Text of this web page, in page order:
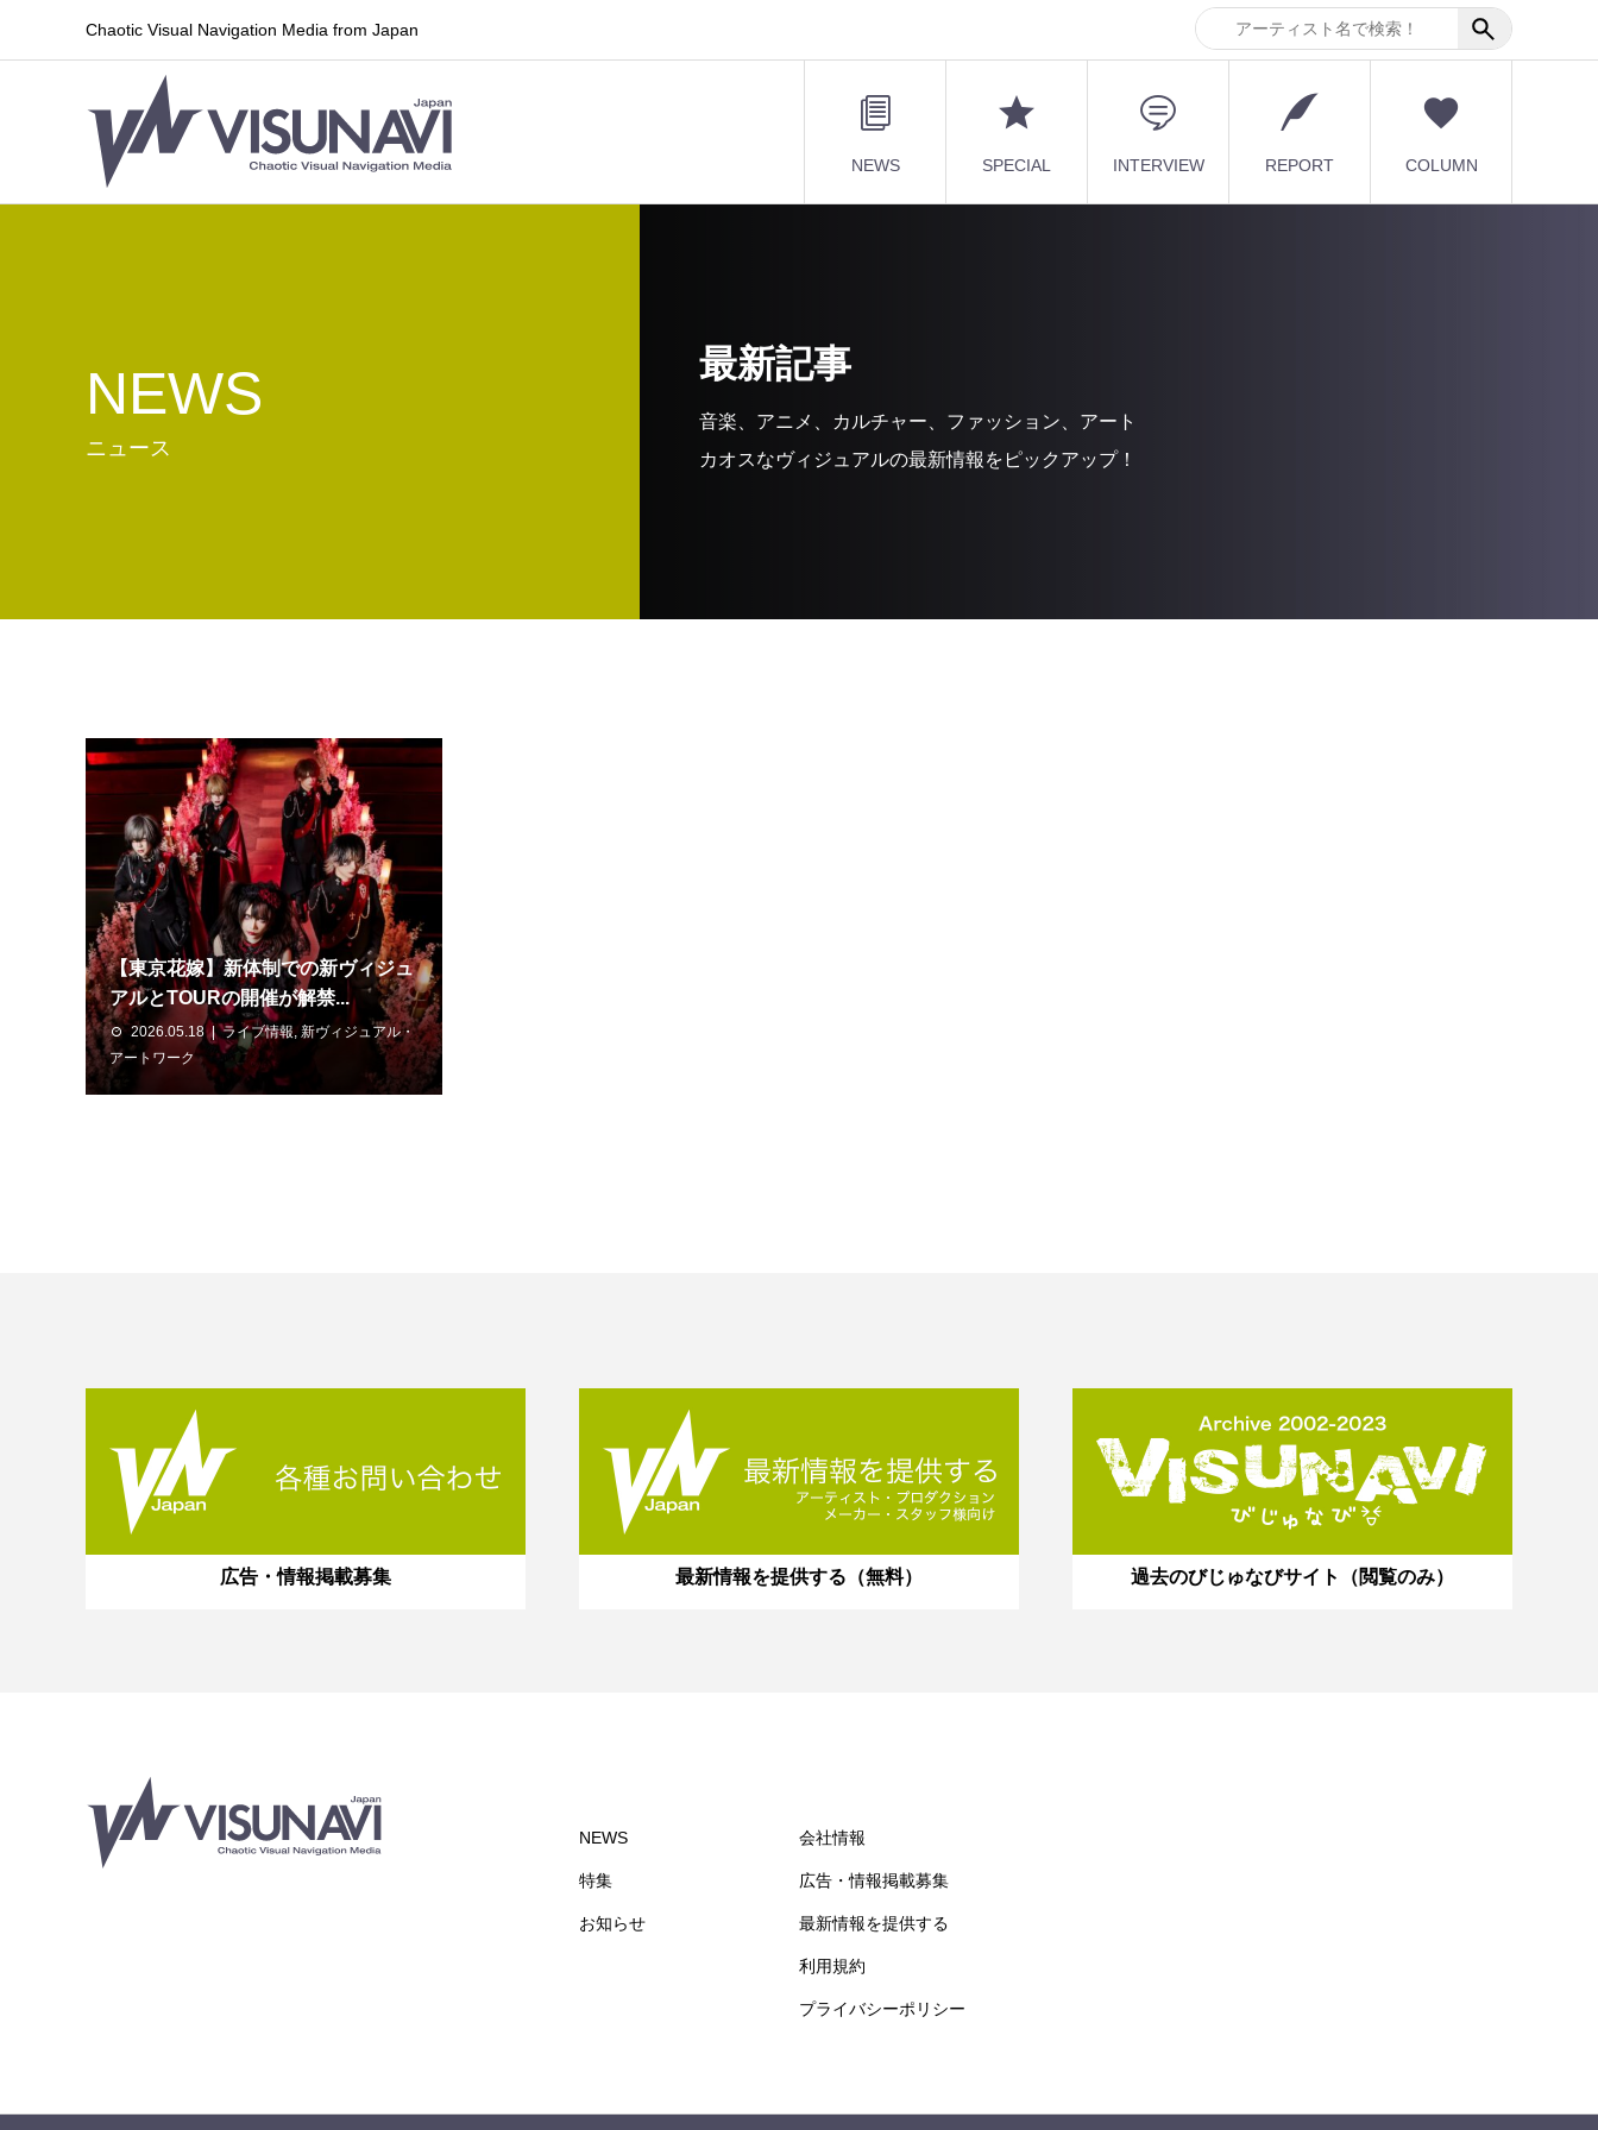
Chaotic Visual Navigation Media from Japan
NEWS SPECIAL INTERVIEW REPORT COLUMN
NEWS
ニュース
最新記事
音楽、アニメ、カルチャー、ファッション、アート
カオスなヴィジュアルの最新情報をピックアップ！
【東京花嫁】新体制での新ヴィジュ
アルとTOURの開催が解禁...
2026.05.18 ライブ情報,新ヴィジュアル・
アートワーク
広告・情報掲載募集 最新情報を提供する（無料） 過去のびじゅなびサイト（閲覧のみ）
NEWS
特集
お知らせ
会社情報
広告・情報掲載募集
最新情報を提供する
利用規約
プライバシーポリシー